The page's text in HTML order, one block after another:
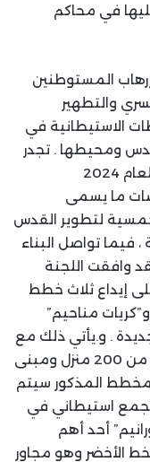
في محاكم
المستوطنين
والتطهير
الاستيطانية في
ومحيطها . تجدر
الاشارة هنا أن موازنة الدولة المعدلة للعام 2024
ما يسمى
لتطوير القدس
، فيما تواصل البناء
وافقت اللجنة
إيداع ثلاث خطط
مناحيم”
جديدة . و.يأتي ذلك مع
اعلان بلدية الاحتلال عن نيتها هدم أكثر من 200 منزل ومبنى
المذكور سيتم
9 دونمات ومجمع استيطاني في
أحد أهم
الأخضر وهو مجاور